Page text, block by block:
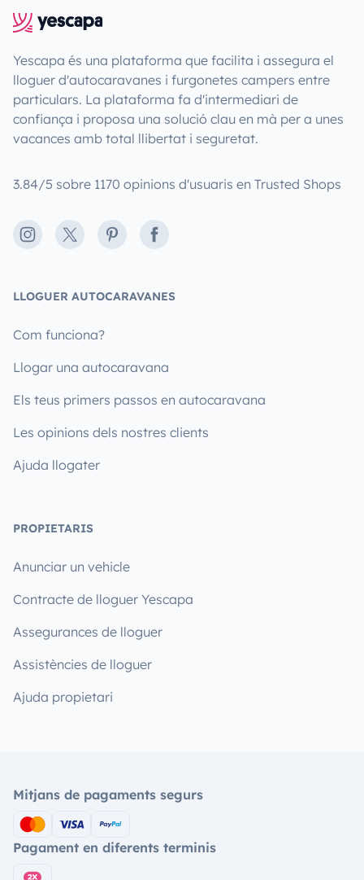
Yescapa és una plataforma que facilita i assegura el
lloguer d'autocaravanes i furgonetes campers entre
particulars. La plataforma fa d'intermediari de
confiança i proposa una solució clau en mà per a unes
vacances amb total llibertat i seguretat.
3.84/5 sobre 1170 opinions d'usuaris en Trusted Shops
Instagram
X PinterestFacebook
LLOGUER AUTOCARAVANES
Com funciona?
Llogar una autocaravana
Els teus primers passos en autocaravana
Les opinions dels nostres clients
Ajuda llogater
PROPIETARIS
Anunciar un vehicle
Contracte de lloguer Yescapa
Assegurances de lloguer
Assistències de lloguer
Ajuda propietari
Mitjans de pagaments segurs
Pagament en diferents terminis